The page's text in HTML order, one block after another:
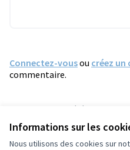
Informations sur les
Nous utilisons des cookies sur
Connectez-vousou créez
commentaire.
Référence :
Vérifiez